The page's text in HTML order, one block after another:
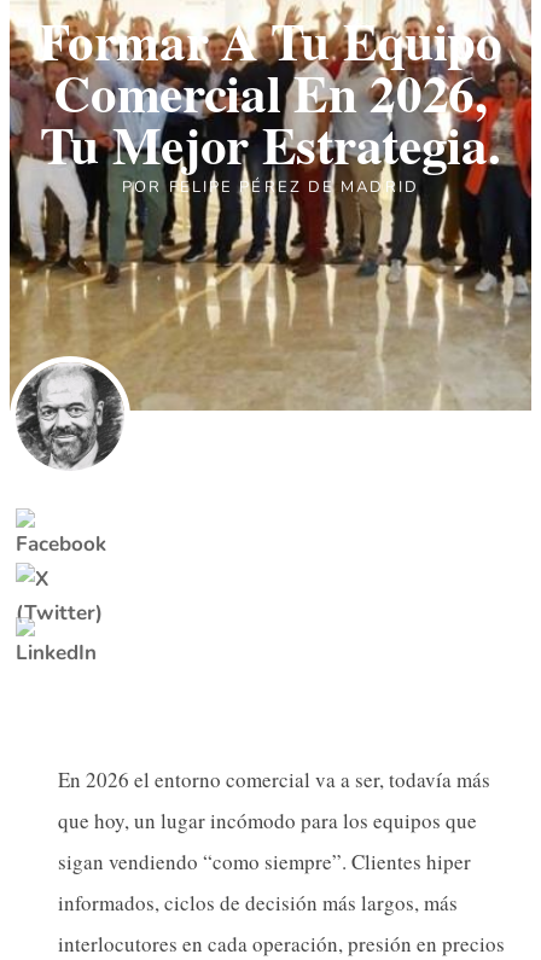
Formar A Tu Equipo
Comercial En 2026,
Tu Mejor Estrategia.
POR FELIPE PÉREZ DE MADRID
En 2026 el entorno comercial va a ser, todavía más
que hoy, un lugar incómodo para los equipos que
sigan vendiendo “como siempre”. Clientes hiper
informados, ciclos de decisión más largos, más
interlocutores en cada operación, presión en precios